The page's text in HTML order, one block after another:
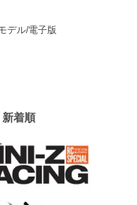
デル/電子版
新着順